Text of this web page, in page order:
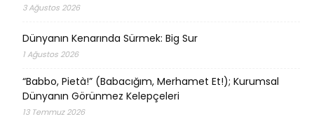
3 Ağustos 2026
Dünyanın Kenarında Sürmek: Big Sur
1 Ağustos 2026
“Babbo, Pietà!” (Babacığım, Merhamet Et!); Kurumsal
Dünyanın Görünmez Kelepçeleri
13 Temmuz 2026